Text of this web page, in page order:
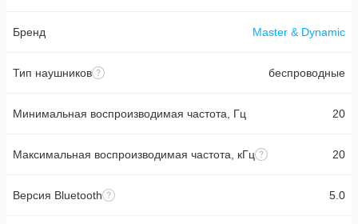
Бренд Master & Dynamic
Тип наушников беспроводные
Минимальная воспроизводимая частота, Гц 20
Максимальная воспроизводимая частота, кГц 20
Версия Bluetooth 5.0